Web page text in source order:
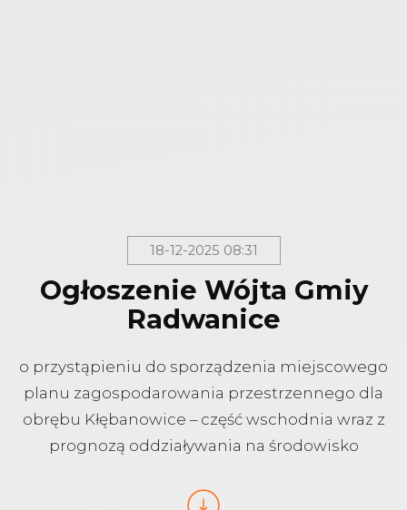
18-12-2025 08:31
Ogłoszenie Wójta Gmiy
Radwanice
o przystąpieniu do sporządzenia miejscowego
planu zagospodarowania przestrzennego dla
obrębu Kłębanowice – część wschodnia wraz z
prognozą oddziaływania na środowisko